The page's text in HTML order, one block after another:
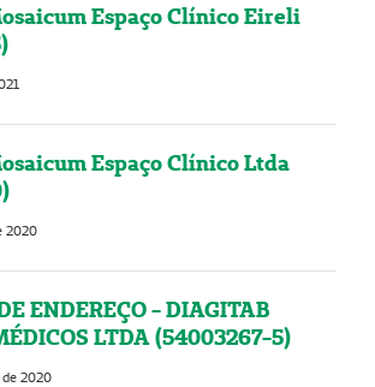
Espaço Clínico Eireli
Espaço Clínico Ltda
2020
ENDEREÇO - DIAGITAB
LTDA (54003267-5)
2020